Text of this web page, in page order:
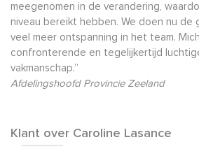
meegenomen in de verandering,
niveau bereikt hebben. We doen nu de
veel meer ontspanning in het team.
confronterende en tegelijkertijd
vakmanschap.”
Afdelingshoofd Provincie Zeeland
Klant over Caroline Lasance